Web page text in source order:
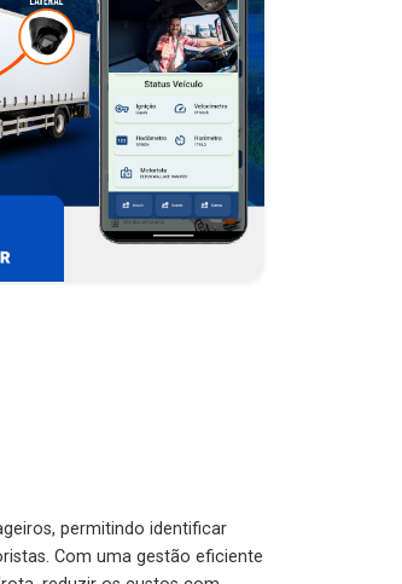
permitindo identificar
Com uma gestão eficiente
reduzir os custos com